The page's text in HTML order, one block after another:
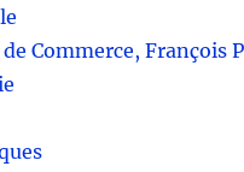
Commerce, François